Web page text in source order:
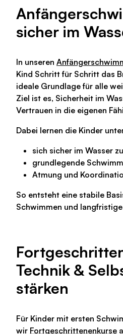
sicher im
In unseren
Kind Schritt für Schritt das
ideale Grundlage für alle
Ziel ist es, Sicherheit im
Vertrauen in die eigenen
Dabei lernen die Kinder
sich sicher im Wasser
grundlegende
Atmung und
So entsteht eine stabile
Schwimmen und
Technik &
stärken
Für Kinder mit ersten
wir Fortgeschrittenenkurse